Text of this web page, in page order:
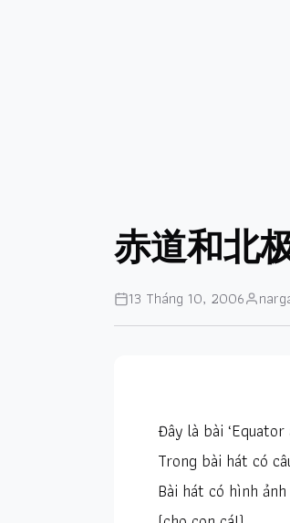
赤道和北
13 Tháng 10, 2006
Đây là bài
Trong bài hát có
Bài hát có hình